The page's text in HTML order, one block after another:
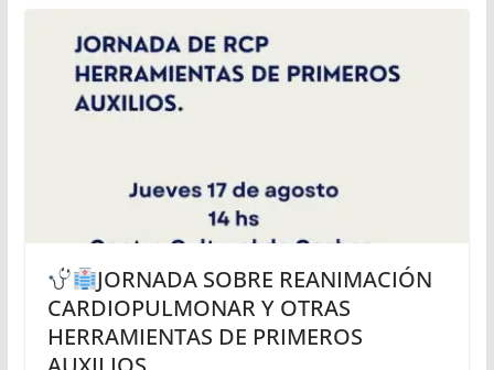
JORNADA SOBRE REANIMACIÓN
CARDIOPULMONAR Y OTRAS
HERRAMIENTAS DE PRIMEROS